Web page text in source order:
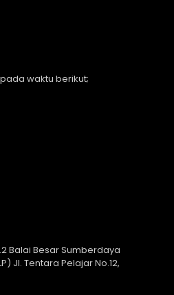
waktu berikut;
Balai Besar Sumberdaya
Jl. Tentara Pelajar No.12,